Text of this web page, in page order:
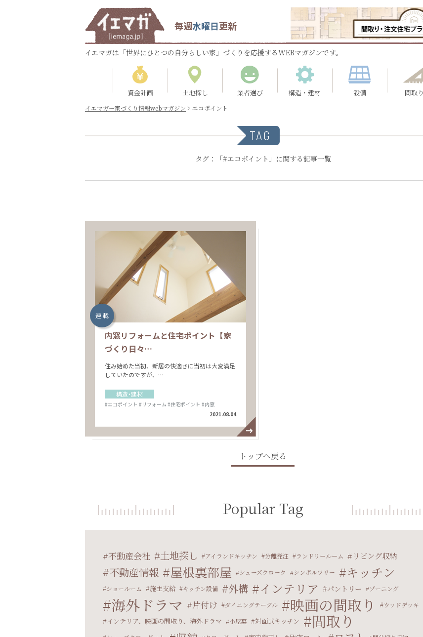
毎週水曜日更新
イエマガは「世界にひとつの自分らしい家」づくりを応援するWEBマガジンです。
資金計画 土地探し 業者選び 構造・建材 設備 間取り
イエマガー家づくり情報webマガジン > エコポイント
TAG
タグ：「#エコポイント」に関する記事一覧
連 載
内窓リフォームと住宅ポイント【家
づくり日々…
住み始めた当初、新居の快適さに当初は大変満足
していたのですが、…
構造・建材
#エコポイント #リフォーム #住宅ポイント #内窓
2021.08.04
トップへ戻る
Popular Tag
不動産会社 土地探し アイランドキッチン 分離発注 ランドリールーム リビング収納
不動産情報 屋根裏部屋 シューズクローク シンボルツリー キッチン
ショールーム 施主支給 キッチン設備 外構 インテリア パントリー ゾーニング
海外ドラマ 片付け ダイニングテーブル 映画の間取り ウッドデッキ
インテリア、映画の間取り、海外ドラマ 小屋裏 対面式キッチン 間取り